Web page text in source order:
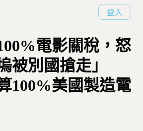
登入
電影關稅，怒
被別國搶走」
100%美國製造電